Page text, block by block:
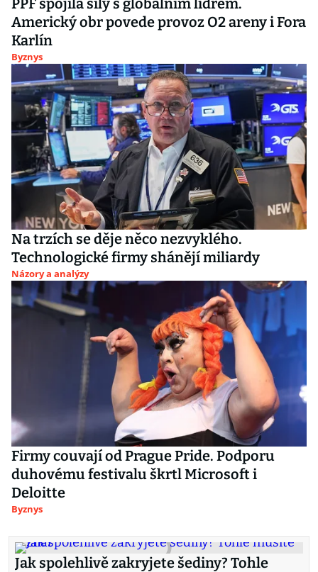
PPF spojila síly s globálním lídrem.
Americký obr povede provoz O2 areny i Fora
Karlín
Byznys
Na trzích se děje něco nezvyklého.
Technologické firmy shánějí miliardy
Názory a analýzy
Firmy couvají od Prague Pride. Podporu
duhovému festivalu škrtl Microsoft i
Deloitte
Byznys
Jak spolehlivě zakryjete šediny? Tohle